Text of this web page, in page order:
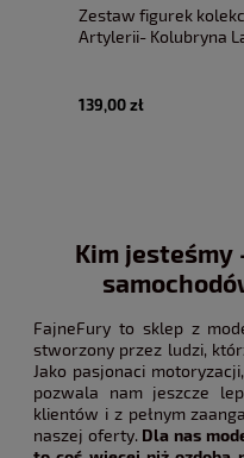
Zestaw figurek
Artylerii- Kolubryna
139,00 zł
Kim jesteśmy
FajneFury to sklep z
stworzony przez ludzi,
Jako pasjonaci
pozwala nam jeszcze
klientów i z pełnym
naszej oferty. Dla nas